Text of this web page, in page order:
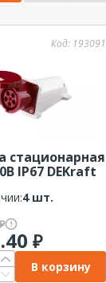
Код: 193091
стационарная
IP67 DEKraft
4 шт.
₽
₽
В корзину